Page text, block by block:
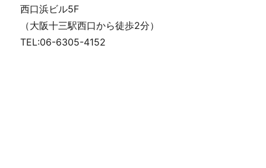
西口浜ビル5F
（大阪十三駅西口から徒歩2分）
TEL:06-6305-4152